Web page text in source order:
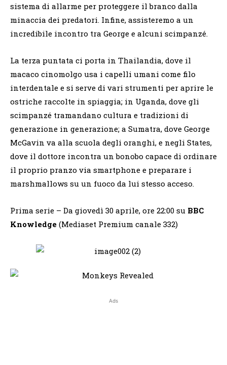
sistema di allarme per proteggere il branco dalla
minaccia dei predatori. Infine, assisteremo a un
incredibile incontro tra George e alcuni scimpanzé.
La terza puntata ci porta in Thailandia, dove il
macaco cinomolgo usa i capelli umani come filo
interdentale e si serve di vari strumenti per aprire le
ostriche raccolte in spiaggia; in Uganda, dove gli
scimpanzé tramandano cultura e tradizioni di
generazione in generazione; a Sumatra, dove George
McGavin va alla scuola degli oranghi, e negli States,
dove il dottore incontra un bonobo capace di ordinare
il proprio pranzo via smartphone e preparare i
marshmallows su un fuoco da lui stesso acceso.
Prima serie – Da giovedì 30 aprile, ore 22:00 su BBC
Knowledge (Mediaset Premium canale 332)
Ads